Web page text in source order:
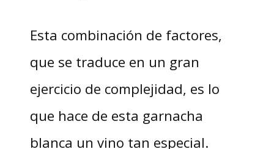
Esta combinación de factores,
que se traduce en un gran
ejercicio de complejidad, es lo
que hace de esta garnacha
blanca un vino tan especial.